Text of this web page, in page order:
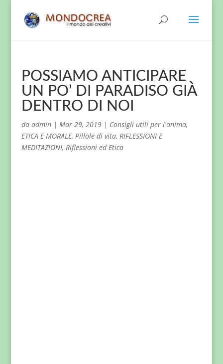
POSSIAMO ANTICIPARE
UN PO’ DI PARADISO GIÀ
DENTRO DI NOI
da admin| Mar 29, 2019| Consigli utili per l'anima,
ETICA E MORALE, Pillole di vita, RIFLESSIONI E
MEDITAZIONI, Riflessioni ed Etica